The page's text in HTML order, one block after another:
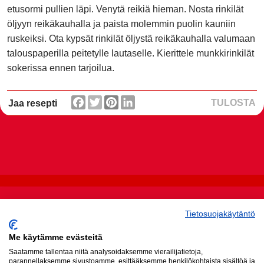
Tietosuojakäytäntö
Me käytämme evästeitä
Saatamme tallentaa niitä analysoidaksemme vierailijatietoja,
parannellaksemme sivustoamme, esittääksemme henkilökohtaista sisältöä ja
etusormi pullien läpi. Venytä reikiä hieman. Nosta rinkilät
öljyyn reikäkauhalla ja paista molemmin puolin kauniin
ruskeiksi. Ota kypsät rinkilät öljystä reikäkauhalla valumaan
talouspaperilla peitetylle lautaselle. Kierittele munkkirinkilät
sokerissa ennen tarjoilua.
Jaa resepti TULOSTA
Oyj:n
omistama
Finland Oy|